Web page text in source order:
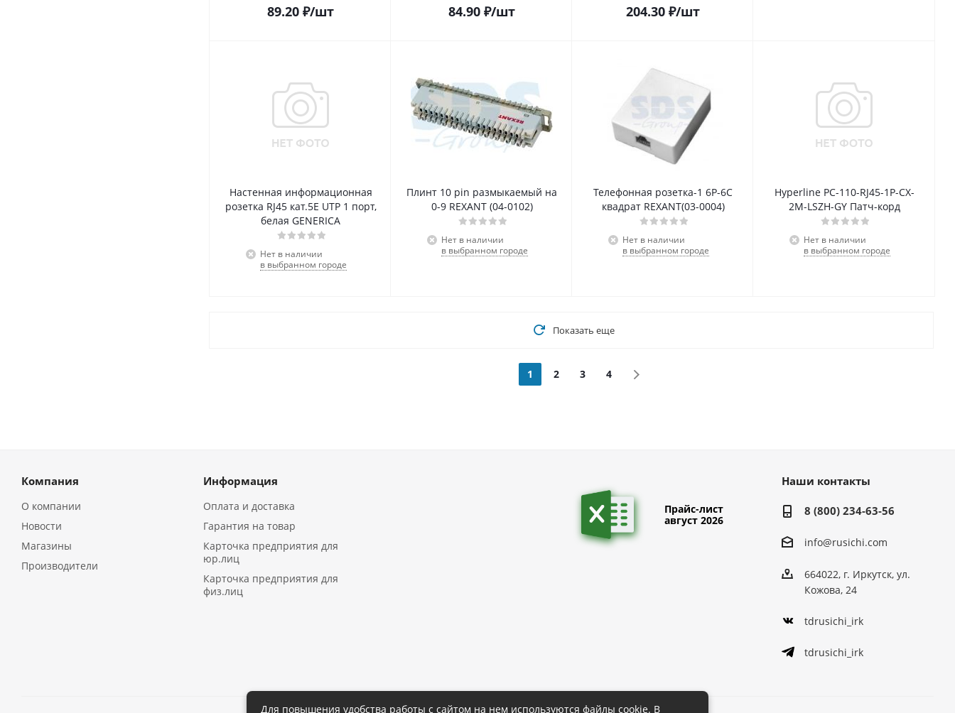
89.20 ₽/шт 84.90 ₽/шт 204.30 ₽/шт
Настенная информационная
розетка RJ45 кат.5E UTP 1 порт,
белая GENERICA
Нет в наличии
в выбранном городе
Плинт 10 pin размыкаемый на
0-9 REXANT (04-0102)
Нет в наличии
в выбранном городе
Телефонная розетка-1 6Р-6С
квадрат REXANT(03-0004)
Нет в наличии
в выбранном городе
Hyperline PC-110-RJ45-1P-CX-
2M-LSZH-GY Патч-корд
Нет в наличии
в выбранном городе
Показать еще
1 2 3 4
Компания
О компании
Новости
Магазины
Производители
Информация
Оплата и доставка
Гарантия на товар
Карточка предприятия для
юр.лиц
Карточка предприятия для
физ.лиц
Прайс-лист
август 2026
Наши контакты
8 (800) 234-63-56
info@rusichi.com
664022, г. Иркутск, ул.
Кожова, 24
tdrusichi_irk
tdrusichi_irk
Для повышения удобства работы с сайтом на нем используются файлы cookie. В